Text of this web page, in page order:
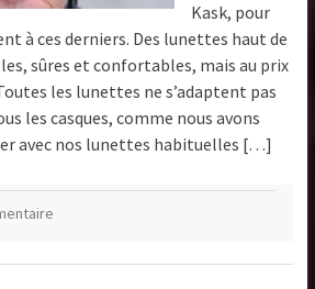
Kask, pour
à ces derniers. Des lunettes haut de
sûres et confortables, mais au prix
les lunettes ne s’adaptent pas
les casques, comme nous avons
avec nos lunettes habituelles […]